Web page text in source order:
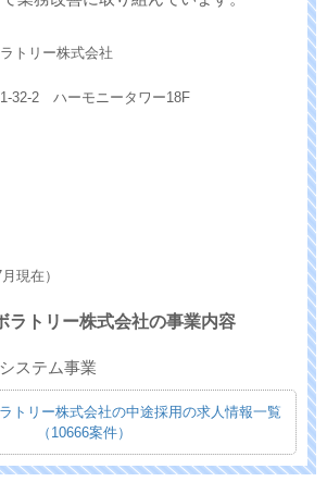
トリー株式会社
32-2 ハーモニータワー18F
現在）
ラトリー株式会社の事業内容
ステム事業
トリー株式会社の中途採用の求人情報一覧
（10666案件）